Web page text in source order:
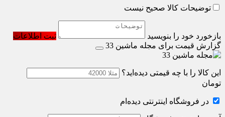
توضیحات کالا صحیح نیست
بازخورد خود را بنویسید
ثبت اطلاعات
گزارش قیمت برای مجله ماشین 33
این کالا را با چه قیمتی دیده‌اید؟
تومان
در فروشگاه اینترنتی دیده‌ام